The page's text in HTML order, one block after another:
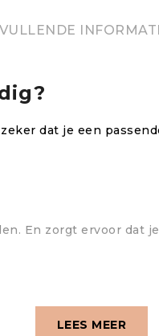
dat je een
En zorgt ervoor dat
LEES MEER